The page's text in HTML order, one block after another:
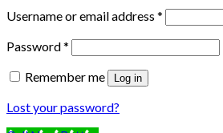
Username or email address *
Password*
Remember me
Log in
Lost your password?